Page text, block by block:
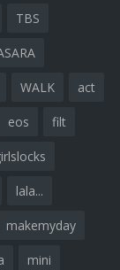
TBS
WALK act
eos filt
lala...
makemyday
mini